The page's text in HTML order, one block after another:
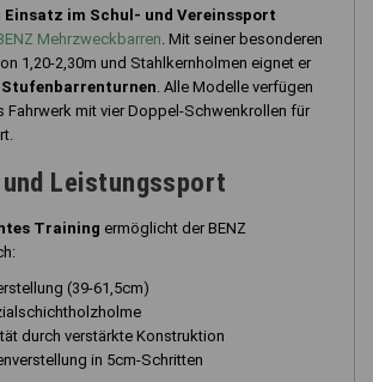
Einsatz im Schul- und Vereinssport
Mehrzweckbarren. Mit seiner besonderen
1,20-2,30m und Stahlkernholmen eignet er
. Alle Modelle verfügen
Fahrwerk mit vier Doppel-Schwenkrollen für
Leistungssport
Training ermöglicht der BENZ
(39-61,5cm)
durch verstärkte Konstruktion
in 5cm-Schritten